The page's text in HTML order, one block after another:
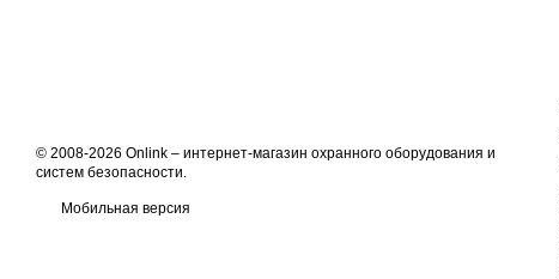
© 2008-2026 Onlink – интернет-магазин охранного оборудования и
систем безопасности.
Мобильная версия